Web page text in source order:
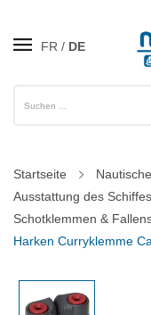
FR DE
Startseite
Ausstattung des Schiffes
Schotklemmen &
Harken Curryklemme